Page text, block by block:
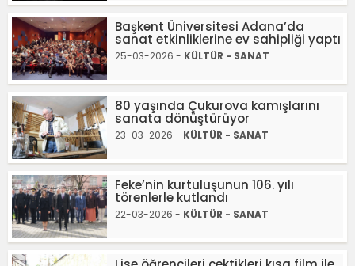
Başkent Üniversitesi Adana’da
sanat etkinliklerine ev sahipliği yaptı
25-03-2026 - KÜLTÜR - SANAT
80 yaşında Çukurova kamışlarını
sanata dönüştürüyor
23-03-2026 - KÜLTÜR - SANAT
Feke’nin kurtuluşunun 106. yılı
törenlerle kutlandı
22-03-2026 - KÜLTÜR - SANAT